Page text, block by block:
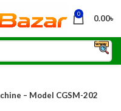
0 0.00৳
– Model CGSM-202